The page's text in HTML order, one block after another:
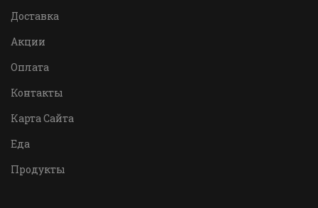
Доставка
Акции
Оплата
Контакты
Карта Сайта
Еда
Продукты